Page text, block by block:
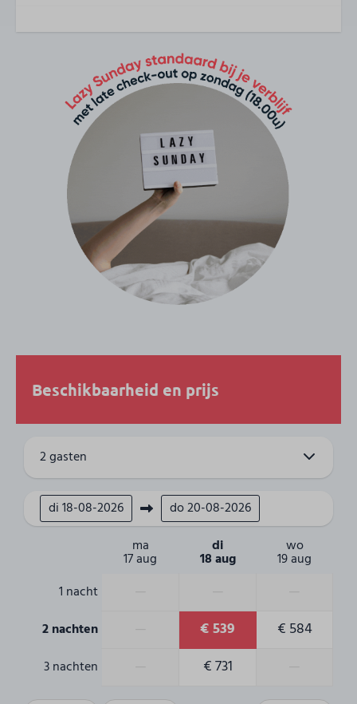
Huisdier
Huisdiervriendelijk
Soort verblijf
Appartement
Keuken
Combi magnetron
Vaatwasser
Vriesvakje/vriezer
Broodrooster
Keuken
Gezelschap
4 Personen
Woonruimte
Smart Tv
Buitenlandse TV-zenders
Badkamer
Badkamer(s): 1
Slaapkamer
Beschikbaarheid en prijs
2 gasten
di18-08-2026 do20-08-2026
ma
17 aug
di
18 aug
wo
19 aug
1 nacht
2 nachten € 539 € 584
3 nachten € 731